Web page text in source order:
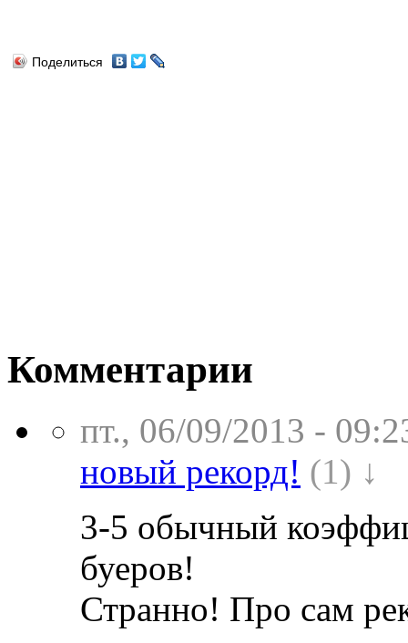
Поделиться
Комментарии
пт., 06/09/2013 -
новый рекорд! (1) ↓
3-5 обычный
буеров!
Странно! Про сам